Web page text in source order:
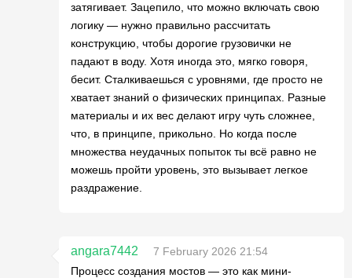
затягивает. Зацепило, что можно включать свою
логику — нужно правильно рассчитать
конструкцию, чтобы дорогие грузовички не
падают в воду. Хотя иногда это, мягко говоря,
бесит. Сталкиваешься с уровнями, где просто не
хватает знаний о физических принципах. Разные
материалы и их вес делают игру чуть сложнее,
что, в принципе, прикольно. Но когда после
множества неудачных попыток ты всё равно не
можешь пройти уровень, это вызывает легкое
раздражение.
angara7442
7 February 2026 21:54
Процесс создания мостов — это как мини-